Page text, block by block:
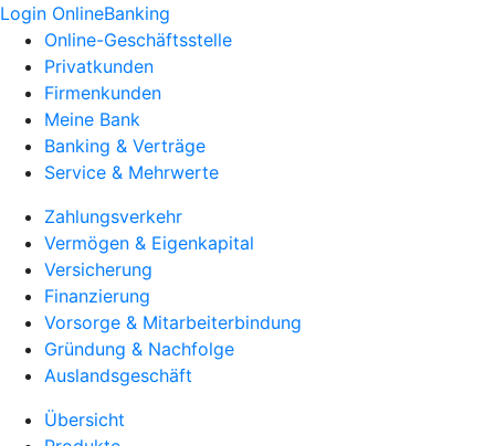
Login OnlineBanking
Online-Geschäftsstelle
Privatkunden
Firmenkunden
Meine Bank
Banking & Verträge
Service & Mehrwerte
Zahlungsverkehr
Vermögen & Eigenkapital
Versicherung
Finanzierung
Vorsorge & Mitarbeiterbindung
Gründung & Nachfolge
Auslandsgeschäft
Übersicht